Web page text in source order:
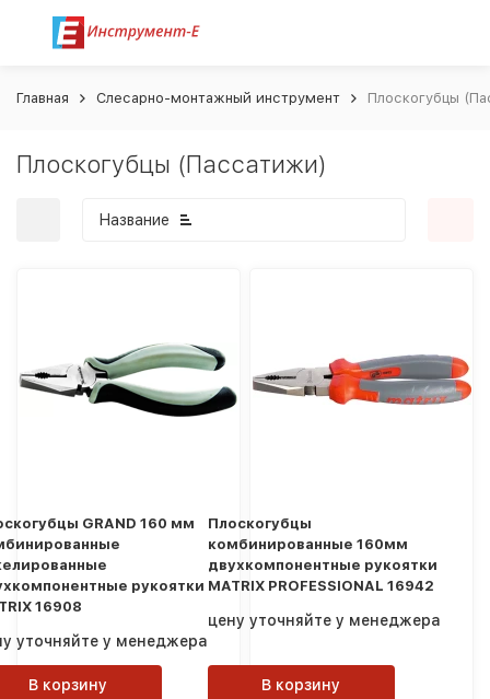
Главная Слесарно-монтажный инструмент Плоскогубцы
Плоскогубцы (Пассатижи)
Название
покупателей
GRAND 160 мм
рукоятки
16908
уточняйте у менеджера
В корзину
Плоскогубцы
комбинированные 160мм
двухкомпонентные рукоятки
MATRIX PROFESSIONAL 16942
цену уточняйте у менеджера
В корзину